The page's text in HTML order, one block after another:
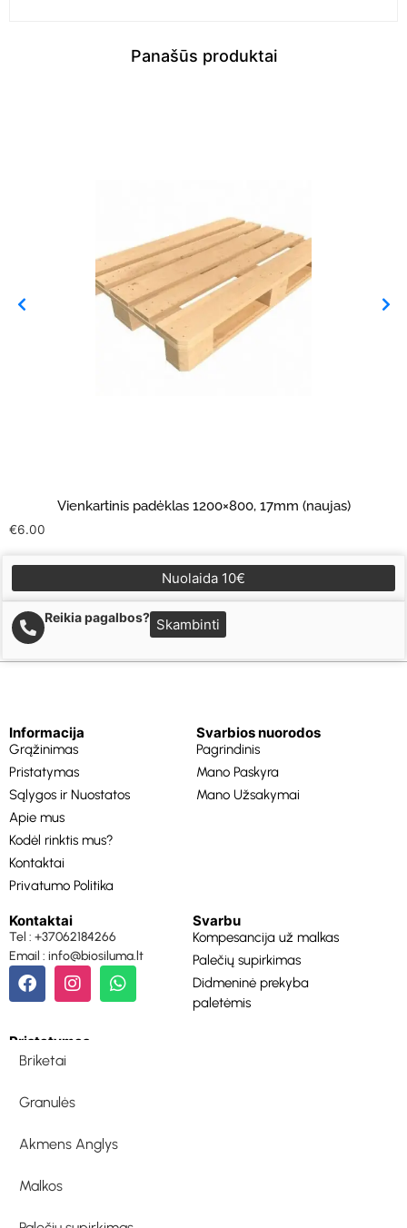
Panašūs produktai
Vienkartinis padėklas 1200×800, 17mm (naujas)
€6.00
Nuolaida 10€
Reikia pagalbos? Skambinti
Informacija
Grąžinimas
Pristatymas
Sąlygos ir Nuostatos
Apie mus
Kodėl rinktis mus?
Kontaktai
Privatumo Politika
Svarbios nuorodos
Pagrindinis
Mano Paskyra
Mano Užsakymai
Kontaktai
Tel : +37062184266
Email : info@biosiluma.lt
Svarbu
Kompesancija už malkas
Palečių supirkimas
Didmeninė prekyba
paletėmis
Pristatymas
Briketai
Granulės
Akmens Anglys
Malkos